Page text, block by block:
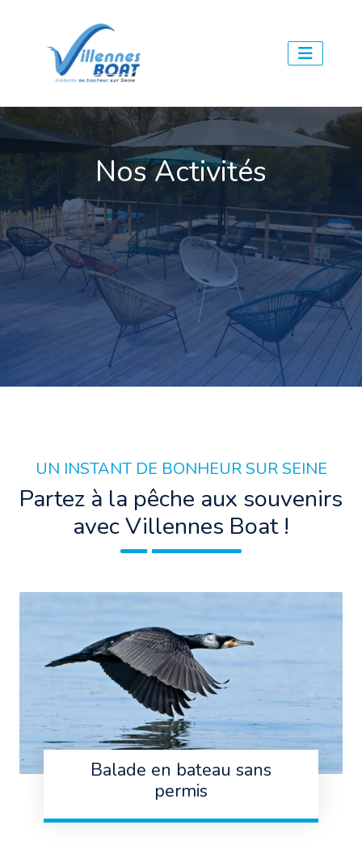
Nos Activités
UN INSTANT DE BONHEUR SUR SEINE
Partez à la pêche aux souvenirs
avec Villennes Boat !
Balade en bateau sans
permis